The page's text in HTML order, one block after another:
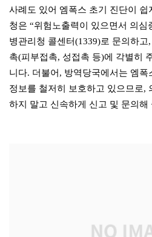
사례도 있어 엠폭스 초기 진단이 쉽
청은 “위험노출력이 있으면서 의심
병관리청 콜센터(1339)로 문의하
촉(피부접촉, 성접촉 등)에 각별히
니다. 더불어, 방역당국에서는 엠폭
정보를 철저히 보호하고 있으므로,
하지 말고 신속하게 신고 및 문의해